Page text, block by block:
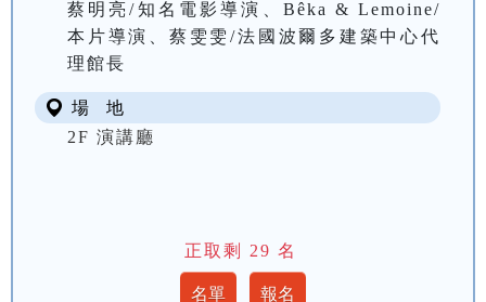
蔡明亮/知名電影導演、Bêka & Lemoine/
本片導演、蔡雯雯/法國波爾多建築中心代
理館長
場 地
2F 演講廳
正取剩 29 名